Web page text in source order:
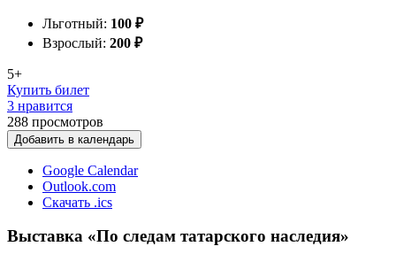
Льготный: 100 ₽
Взрослый: 200 ₽
5+
Купить билет
3 нравится
288 просмотров
Добавить в календарь
Google Calendar
Outlook.com
Скачать .ics
Выставка «По следам татарского наследия»